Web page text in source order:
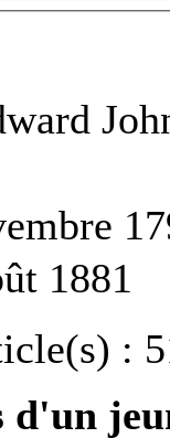
1881
: